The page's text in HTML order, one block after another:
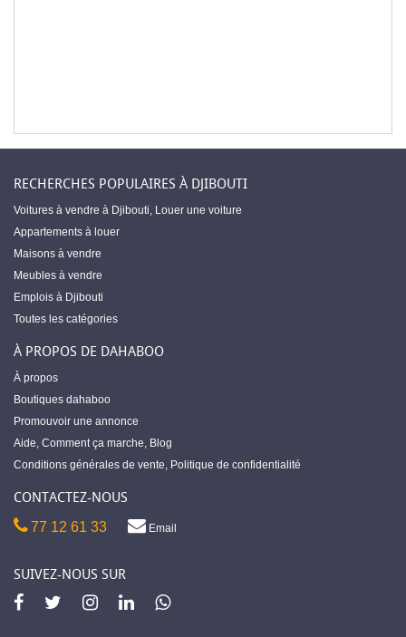
RECHERCHES POPULAIRES À DJIBOUTI
Voitures à vendre à Djibouti, Louer une voiture
Appartements à louer
Maisons à vendre
Meubles à vendre
Emplois à Djibouti
Toutes les catégories
À PROPOS DE DAHABOO
À propos
Boutiques dahaboo
Promouvoir une annonce
Aide, Comment ça marche, Blog
Conditions générales de vente, Politique de confidentialité
CONTACTEZ-NOUS
77 12 61 33 Email
SUIVEZ-NOUS SUR